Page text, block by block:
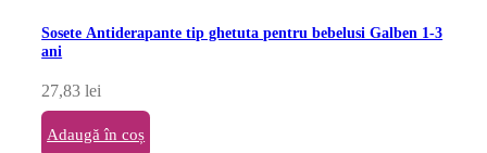
Sosete Antiderapante tip ghetuta pentru bebelusi Galben 1-3
ani
27,83lei
Adaugă în coș